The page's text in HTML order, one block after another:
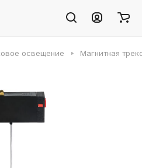
освещение Магнитная